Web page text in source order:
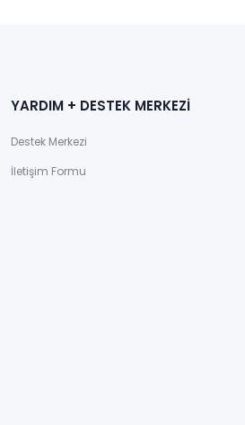
YARDIM + DESTEK MERKEZİ
Destek Merkezi
İletişim Formu